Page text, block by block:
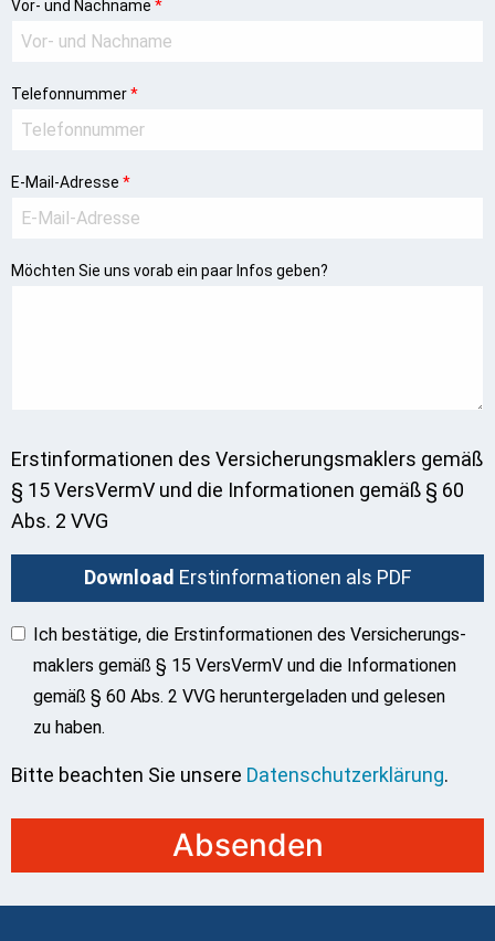
Vor- und Nachname *
Telefonnummer*
E-Mail-Adresse *
Möchten Sie uns vorab ein paar Infos geben?
Erstinformationen des Versicherungs­maklers gemäß
§ 15 VersVermV und die Informationen gemäß § 60
Abs. 2 VVG
Download Erstinformationen als PDF
Ich bestätige, die Erstinformationen des Versicherungs­
maklers gemäß § 15 VersVermV und die Informationen
gemäß § 60 Abs. 2 VVG heruntergeladen und gelesen
zu haben.
Bitte beachten Sie unsere Datenschutzerklärung.
Absenden